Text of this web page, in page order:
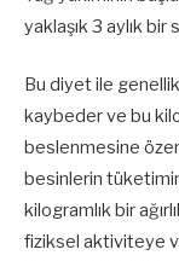
yaklaşık 3 aylık
Bu diyet ile
kaybeder ve bu
beslenmesine
besinlerin
kilogramlık bir
fiziksel aktiviteye